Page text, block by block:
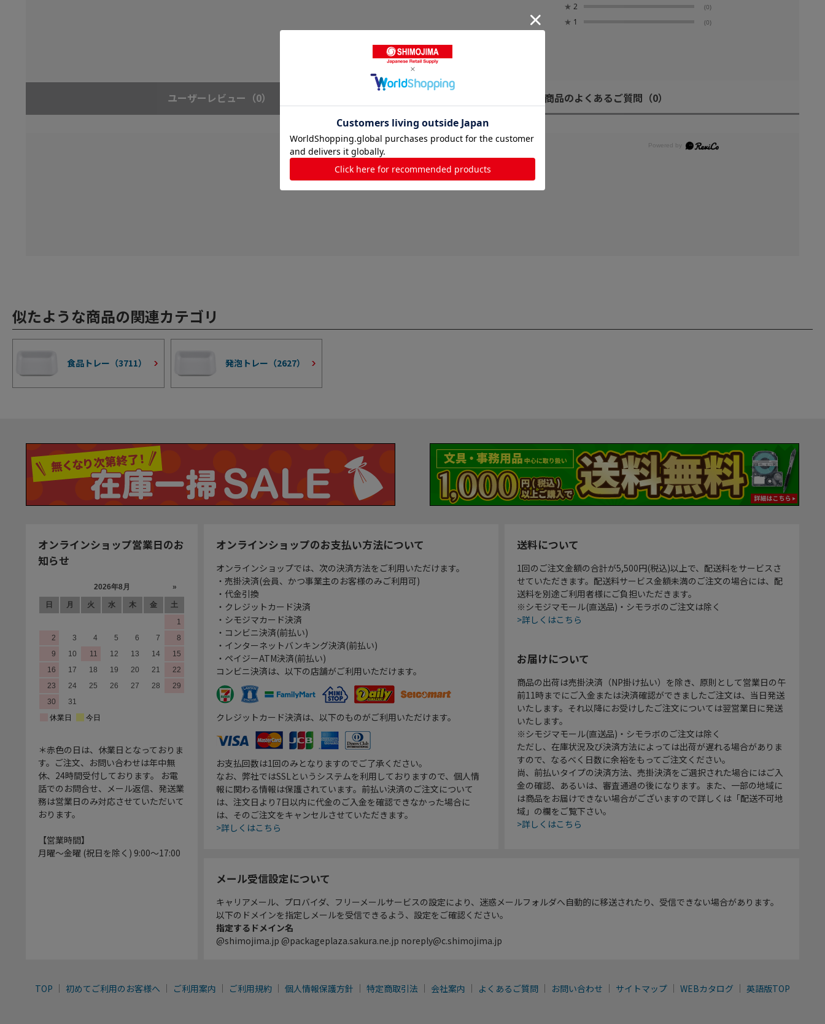
★ 2 (0)
★ 1 (0)
ユーザーレビュー （0） 商品のよくあるご質問 （0）
レビューはありません。
似たような商品の関連カテゴリ
食品トレー（3711） 発泡トレー（2627）
オンラインショップ営業日のお
知らせ
＊赤色の日は、休業日となっておりま
す。ご注文、お問い合わせは年中無
休、24時間受付しております。 お電
話でのお問合せ、メール返信、発送業
務は営業日のみ対応させていただいて
おります。
【営業時間】
月曜～金曜 (祝日を除く) 9:00～17:00
オンラインショップのお支払い方法について
オンラインショップでは、次の決済方法をご利用いただけます。
・売掛決済(会員、かつ事業主のお客様のみご利用可)
・代金引換
・クレジットカード決済
・シモジマカード決済
・コンビニ決済(前払い)
・インターネットバンキング決済(前払い)
・ペイジーATM決済(前払い)
コンビニ決済は、以下の店舗がご利用いただけます。
クレジットカード決済は、以下のものがご利用いただけます。
お支払回数は1回のみとなりますのでご了承ください。
なお、弊社ではSSLというシステムを利用しておりますので、個人情
報に関わる情報は保護されています。前払い決済のご注文について
は、注文日より7日以内に代金のご入金を確認できなかった場合に
は、そのご注文をキャンセルさせていただきます。
>詳しくはこちら
送料について
1回のご注文金額の合計が5,500円(税込)以上で、配送料をサービスさ
せていただきます。配送料サービス金額未満のご注文の場合には、配
送料を別途ご利用者様にご負担いただきます。
※シモジマモール(直送品)・シモラボのご注文は除く
>詳しくはこちら
お届けについて
商品の出荷は売掛決済（NP掛け払い）を除き、原則として営業日の午
前11時までにご入金または決済確認ができましたご注文は、当日発送
いたします。それ以降にお受けしたご注文については翌営業日に発送
いたします。
※シモジマモール(直送品)・シモラボのご注文は除く
ただし、在庫状況及び決済方法によっては出荷が遅れる場合がありま
すので、なるべく日数に余裕をもってご注文ください。
尚、前払いタイプの決済方法、売掛決済をご選択された場合にはご入
金の確認、あるいは、審査通過の後になります。また、一部の地域に
は商品をお届けできない場合がございますので詳しくは「配送不可地
域」の欄をご覧下さい。
>詳しくはこちら
メール受信設定について
キャリアメール、プロバイダ、フリーメールサービスの設定により、迷惑メールフォルダへ自動的に移送されたり、受信できない場合があります。
以下のドメインを指定しメールを受信できるよう、設定をご確認ください。
指定するドメイン名
@shimojima.jp @packageplaza.sakura.ne.jp noreply@c.shimojima.jp
TOP 初めてご利用のお客様へ ご利用案内 ご利用規約 個人情報保護方針 特定商取引法 会社案内 よくあるご質問 お問い合わせ サイトマップ WEBカタログ 英語版TOP